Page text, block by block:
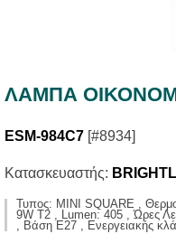
ΛΑΜΠΑ
ESM-984C7 [#8934]
Κατασκευαστής:
Τυπος: MINI SQUARE ,
9W T2 , Lumen: 405 , Ώρες
, Βάση E27 , Ενεργειακής